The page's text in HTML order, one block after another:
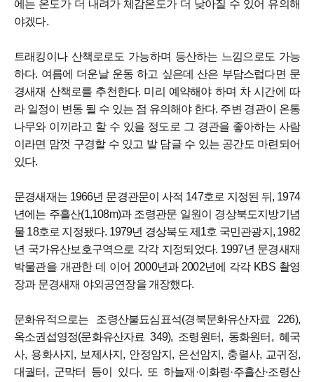
에는 온도가 더 내려가 체감온도가 더 낮아질 수 있어 유의해
야겠다.
트래킹이나 산책로로도 가능하며 등산하는 느낌으로도 가능
하다. 여름에 더운날 운동 하고 싶은데 산은 부담스럽다면 문
경새재 산책로를 추천한다. 미리 예약해야 하며 차 시간에 따
라 일정이 변동 될 수 있는 점 유의해야 한다. 주변 경관이 온통
나무와 이끼라고 할 수 있을 정도로 그 경관을 좋아하는 사람
이라면 맘껏 구경할 수 있고 발 담글 수 있는 공간도 마련되어
있다.
문경새재는 1966년 문경관문이 사적 147호로 지정된 뒤, 1974
년에는 주흘산(1,108m)과 조령관문 일원이 경상북도지방기념
물 18호로 지정됐다. 1979년 경상북도 제1호 국민관광지, 1982
년 국가유산보호구역으로 각각 지정되었다. 1997년 문경새재
박물관을 개관한 데 이어 2000년과 2002년에 각각 KBS 촬영
장과 문경새재 야외공연장을 개장했다.
문화유적으로는 조령산불됴심표석(경북문화유산자료 226),
옥소권섭영정(문화유산자료 349), 조령원터, 동화원터, 혜국
사, 용화사지, 보제사지, 안정암지, 은선암지, 충렬사, 교귀정,
대궐터, 군막터 등이 있다. 또 하늘재·이화령·주흘산·조령산